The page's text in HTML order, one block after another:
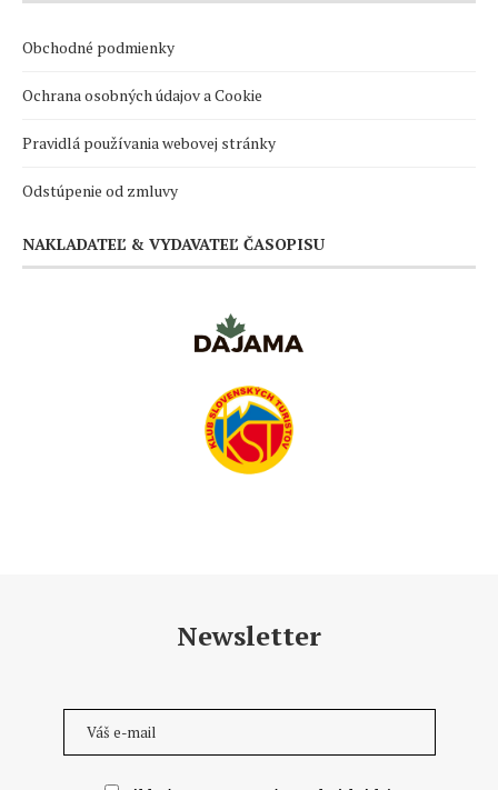
Obchodné podmienky
Ochrana osobných údajov a Cookie
Pravidlá používania webovej stránky
Odstúpenie od zmluvy
NAKLADATEĽ & VYDAVATEĽ ČASOPISU
Newsletter